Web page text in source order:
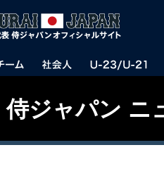
侍ジャパン ニ